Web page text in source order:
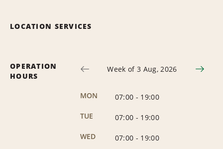
LOCATION SERVICES
OPERATION
HOURS
Week of 3 Aug, 2026
MON 07:00 - 19:00
TUE
07:00 - 19:00
WED
07:00 - 19:00